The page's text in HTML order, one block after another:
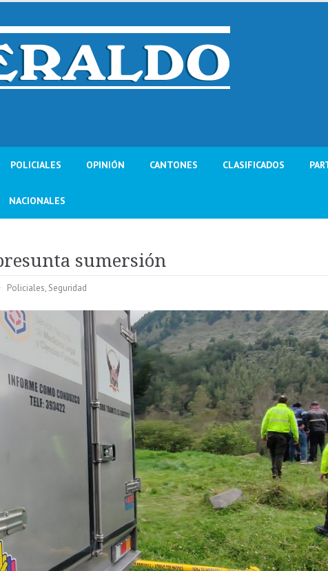
POLICIALES OPINIÓN CANTONES CLASIFICADOS
NACIONALES
sumersión
Policiales, Seguridad